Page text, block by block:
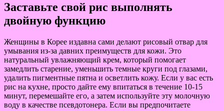
Заставьте свой рис выполнять
двойную функцию
Женщины в Корее издавна сами делают рисовый отвар для
умывания из-за давних преимуществ для кожи. Это
натуральный увлажняющий крем, который помогает
замедлить старение, уменьшить темные круги под глазами,
удалить пигментные пятна и осветлить кожу. Если у вас есть
рис на кухне, просто дайте ему впитаться в течение 10-15
минут, перемешайте его, а затем используйте эту молочную
воду в качестве псевдотонера. Если вы предпочитаете